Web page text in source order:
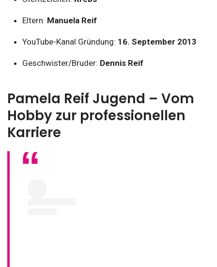
Eltern: Manuela Reif
YouTube-Kanal Gründung: 16. September 2013
Geschwister/Bruder: Dennis Reif
Pamela Reif Jugend – Vom
Hobby zur professionellen
Karriere